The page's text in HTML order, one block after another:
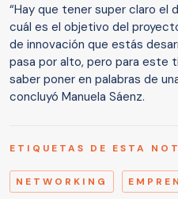
“Hay que tener super claro el
cuál es el objetivo del
de innovación que estás
pasa por alto, pero para este
saber poner en palabras de
concluyó Manuela Sáenz.
ETIQUETAS DE ESTA
NETWORKING